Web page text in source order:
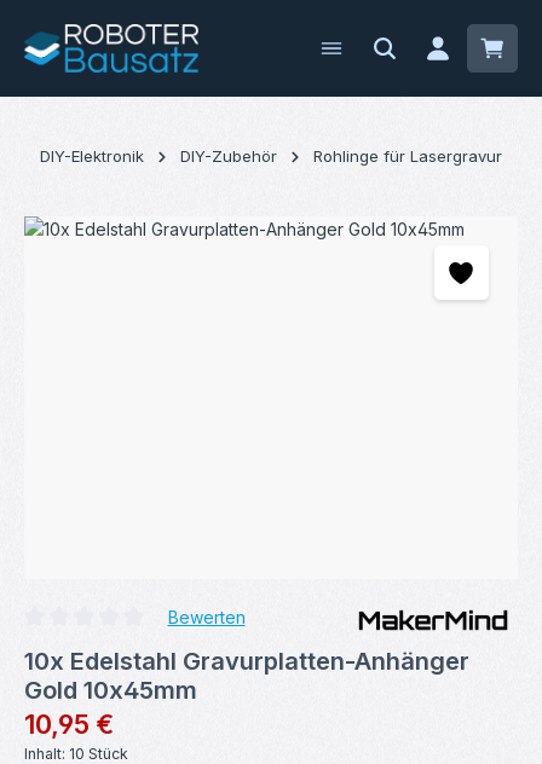
Zum Hauptinhalt springen
DIY-Elektronik DIY-Zubehör Rohlinge für Lasergravur
Bildergalerie überspringen
Bewerten
10x Edelstahl Gravurplatten-Anhänger
Gold 10x45mm
Regulärer Preis:
10,95 €
Inhalt: 10 Stück